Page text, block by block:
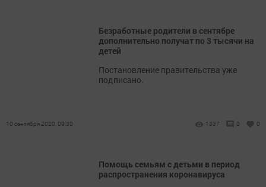
Безработные родители в сентябре
дополнительно получат по 3 тысячи на
детей
Постановление правительства уже
подписано.
10 сентября 2020, 09:30 1337 0 0
Помощь семьям с детьми в период
распространения коронавируса